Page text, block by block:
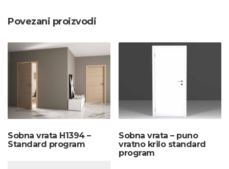
Povezani proizvodi
Sobna vrata H1394 –
Standard program
Sobna vrata – puno
vratno krilo standard
program